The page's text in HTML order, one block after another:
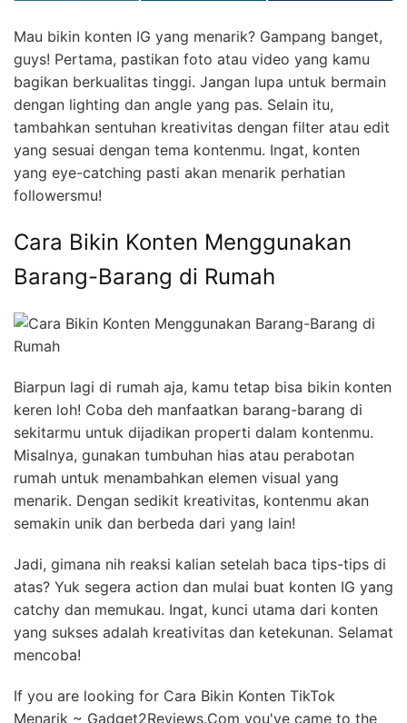
Mau bikin konten IG yang menarik? Gampang banget,
guys! Pertama, pastikan foto atau video yang kamu
bagikan berkualitas tinggi. Jangan lupa untuk bermain
dengan lighting dan angle yang pas. Selain itu,
tambahkan sentuhan kreativitas dengan filter atau edit
yang sesuai dengan tema kontenmu. Ingat, konten
yang eye-catching pasti akan menarik perhatian
followersmu!
Cara Bikin Konten Menggunakan
Barang-Barang di Rumah
Biarpun lagi di rumah aja, kamu tetap bisa bikin konten
keren loh! Coba deh manfaatkan barang-barang di
sekitarmu untuk dijadikan properti dalam kontenmu.
Misalnya, gunakan tumbuhan hias atau perabotan
rumah untuk menambahkan elemen visual yang
menarik. Dengan sedikit kreativitas, kontenmu akan
semakin unik dan berbeda dari yang lain!
Jadi, gimana nih reaksi kalian setelah baca tips-tips di
atas? Yuk segera action dan mulai buat konten IG yang
catchy dan memukau. Ingat, kunci utama dari konten
yang sukses adalah kreativitas dan ketekunan. Selamat
mencoba!
If you are looking for Cara Bikin Konten TikTok
Menarik ~ Gadget2Reviews.Com you've came to the